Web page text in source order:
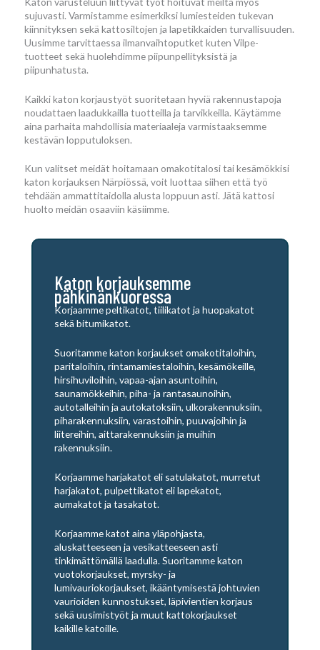
sujuvasti. Varmistamme esimerkiksi lumiesteiden tukevan
kiinnityksen sekä kattosiltojen ja lapetikkaiden turvallisuuden.
Uusimme tarvittaessa ilmanvaihtoputket kuten Vilpe-
tuotteet sekä huolehdimme piipunpellityksistä ja
piipunhatusta.
Kaikki katon korjaustyöt suoritetaan hyviä rakennustapoja
noudattaen laadukkailla tuotteilla ja tarvikkeilla. Käytämme
aina parhaita mahdollisia materiaaleja varmistaaksemme
kestävän lopputuloksen.
Kun valitset meidät hoitamaan omakotitalosi tai kesämökkisi
katon korjauksen Närpiössä, voit luottaa siihen että työ
tehdään ammattitaidolla alusta loppuun asti. Jätä kattosi
huolto meidän osaaviin käsiimme.
Katon korjauksemme
pähkinänkuoressa
Korjaamme peltikatot, tiilikatot ja huopakatot
sekä bitumikatot.
Suoritamme katon korjaukset omakotitaloihin,
paritaloihin, rintamamiestaloihin, kesämökeille,
hirsihuviloihin, vapaa-ajan asuntoihin,
saunamökkeihin, piha- ja rantasaunoihin,
autotalleihin ja autokatoksiin, ulkorakennuksiin,
piharakennuksiin, varastoihin, puuvajoihin ja
liitereihin, aittarakennuksiin ja muihin
rakennuksiin.
Korjaamme harjakatot eli satulakatot, murretut
harjakatot, pulpettikatot eli lapekatot,
aumakatot ja tasakatot.
Korjaamme katot aina yläpohjasta,
aluskatteeseen ja vesikatteeseen asti
tinkimättömällä laadulla. Suoritamme katon
vuotokorjaukset, myrsky- ja
lumivauriokorjaukset, ikääntymisestä johtuvien
vaurioiden kunnostukset, läpivientien korjaus
sekä uusimistyöt ja muut kattokorjaukset
kaikille katoille.